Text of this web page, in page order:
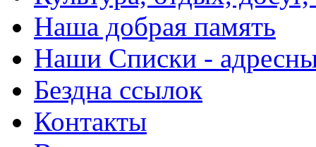
Наша добрая память
Наши Списки -
Бездна ссылок
Контакты